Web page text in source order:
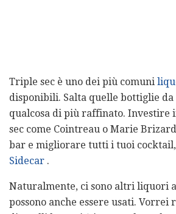
Triple sec è uno dei più comuni
disponibili. Salta quelle bottiglie da
qualcosa di più raffinato. Investire
sec come Cointreau o Marie
bar e migliorare tutti i tuoi
Sidecar .
Naturalmente, ci sono altri liquori
possono anche essere usati. Vorrei